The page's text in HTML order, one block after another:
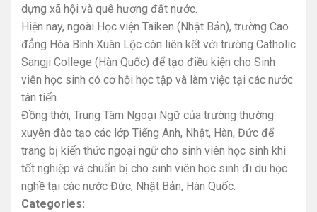
dựng xã hội và quê hương đất nước.
Hiện nay, ngoài Học viện Taiken (Nhật Bản), trường Cao
đẳng Hòa Bình Xuân Lộc còn liên kết với trường Catholic
Sangji College (Hàn Quốc) để tạo điều kiện cho Sinh
viên học sinh có cơ hội học tập và làm việc tại các nước
tân tiến.
Đồng thời, Trung Tâm Ngoại Ngữ của trường thường
xuyên đào tạo các lớp Tiếng Anh, Nhật, Hàn, Đức để
trang bị kiến thức ngoại ngữ cho sinh viên học sinh khi
tốt nghiệp và chuẩn bị cho sinh viên học sinh đi du học
nghề tại các nước Đức, Nhật Bản, Hàn Quốc.
Categories: